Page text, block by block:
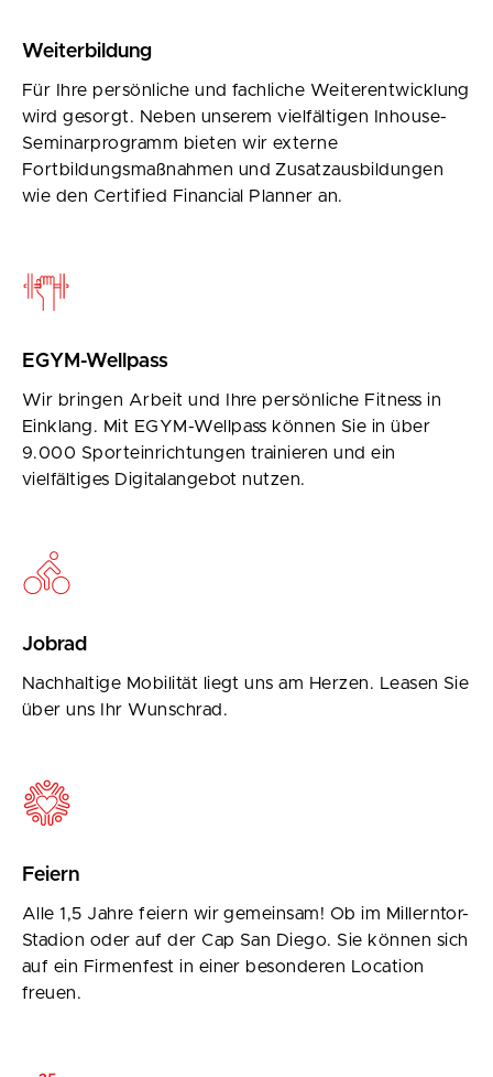
Weiterbildung
Für Ihre persönliche und fachliche Weiterentwicklung
wird gesorgt. Neben unserem vielfältigen Inhouse-
Seminarprogramm bieten wir externe
Fortbildungsmaßnahmen und Zusatzausbildungen
wie den Certified Financial Planner an.
EGYM-Wellpass
Wir bringen Arbeit und Ihre persönliche Fitness in
Einklang. Mit EGYM-Wellpass können Sie in über
9.000 Sporteinrichtungen trainieren und ein
vielfältiges Digitalangebot nutzen.
Jobrad
Nachhaltige Mobilität liegt uns am Herzen. Leasen Sie
über uns Ihr Wunschrad.
Feiern
Alle 1,5 Jahre feiern wir gemeinsam! Ob im Millerntor-
Stadion oder auf der Cap San Diego. Sie können sich
auf ein Firmenfest in einer besonderen Location
freuen.